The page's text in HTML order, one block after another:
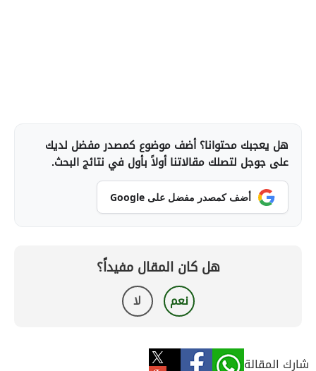
هل يعجبك محتوانا؟ أضف موضوع كمصدر مفضل لديك
على جوجل لتصلك مقالاتنا أولاً بأول في نتائج البحث.
أضف كمصدر مفضل على Google
هل كان المقال مفيداً؟
نعم لا
شارك المقالة